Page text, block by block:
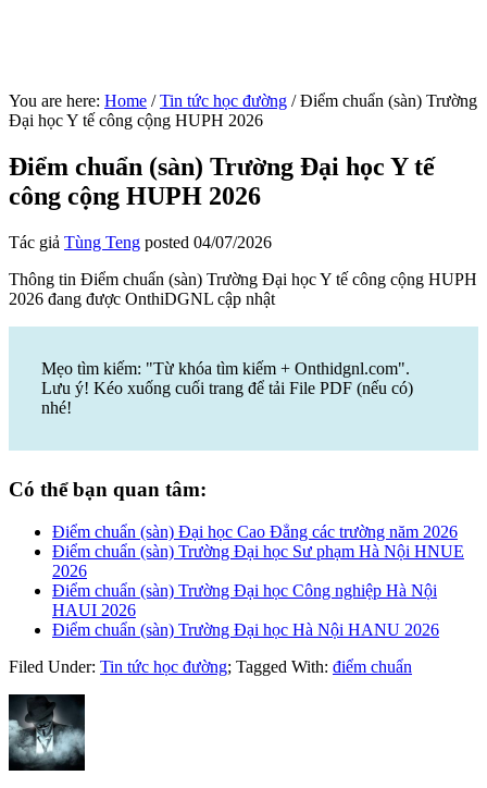
You are here: Home / Tin tức học đường /Điểm chuẩn (sàn) Trường
Đại học Y tế công cộng HUPH 2026
Điểm chuẩn (sàn) Trường Đại học Y tế
công cộng HUPH 2026
Tác giả Tùng Teng posted 04/07/2026
Thông tin Điểm chuẩn (sàn) Trường Đại học Y tế công cộng HUPH
2026 đang được OnthiDGNL cập nhật
Mẹo tìm kiếm: "Từ khóa tìm kiếm + Onthidgnl.com".
Lưu ý! Kéo xuống cuối trang để tải File PDF (nếu có)
nhé!
Có thể bạn quan tâm:
Điểm chuẩn (sàn) Đại học Cao Đẳng các trường năm 2026
Điểm chuẩn (sàn) Trường Đại học Sư phạm Hà Nội HNUE
2026
Điểm chuẩn (sàn) Trường Đại học Công nghiệp Hà Nội
HAUI 2026
Điểm chuẩn (sàn) Trường Đại học Hà Nội HANU 2026
Filed Under: Tin tức học đường; Tagged With: điểm chuẩn